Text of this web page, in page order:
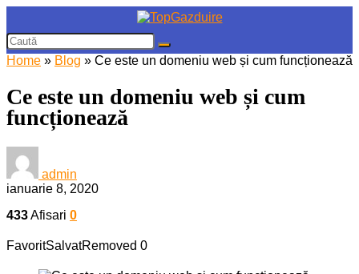
Home » Blog » Ce este un domeniu web și cum funcționează
Ce este un domeniu web și cum
funcționează
admin
ianuarie 8, 2020
433Afisari 0
FavoritSalvatRemoved 0